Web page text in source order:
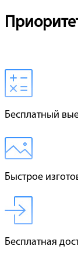
Бесплатный
Быстрое
Бесплатная